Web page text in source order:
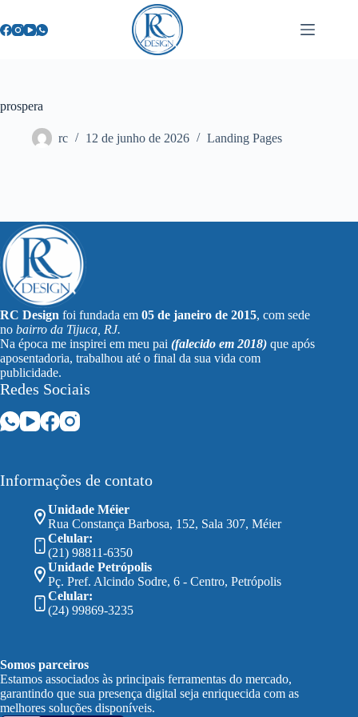
prospera
rc 12 de junho de 2026 Landing Pages
RC Design foi fundada em 05 de janeiro de 2015, com sede
no bairro da Tijuca, RJ.
Na época me inspirei em meu pai (falecido em 2018) que após
aposentadoria, trabalhou até o final da sua vida com
publicidade.
Redes Sociais
Informações de contato
Unidade Méier
Rua Constança Barbosa, 152, Sala 307, Méier
Celular:
(21) 98811-6350
Unidade Petrópolis
Pç. Pref. Alcindo Sodre, 6 - Centro, Petrópolis
Celular:
(24) 99869-3235
Somos parceiros
Estamos associados às principais ferramentas do mercado,
garantindo que sua presença digital seja enriquecida com as
melhores soluções disponíveis.